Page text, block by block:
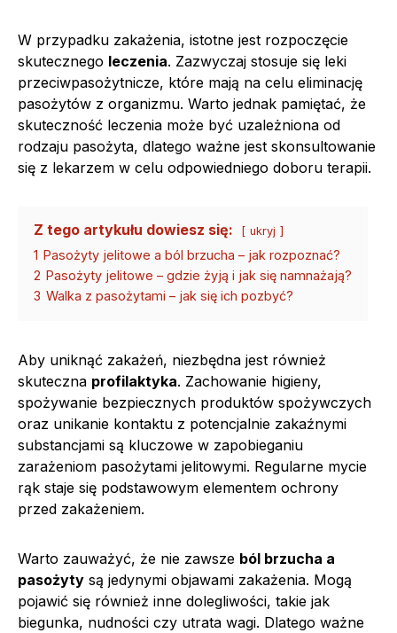
W przypadku zakażenia, istotne jest rozpoczęcie
skutecznego leczenia. Zazwyczaj stosuje się leki
przeciwpasożytnicze, które mają na celu eliminację
pasożytów z organizmu. Warto jednak pamiętać, że
skuteczność leczenia może być uzależniona od
rodzaju pasożyta, dlatego ważne jest skonsultowanie
się z lekarzem w celu odpowiedniego doboru terapii.
Z tego artykułu dowiesz się: ukryj
1 Pasożyty jelitowe a ból brzucha – jak rozpoznać?
2 Pasożyty jelitowe – gdzie żyją i jak się namnażają?
3 Walka z pasożytami – jak się ich pozbyć?
Aby uniknąć zakażeń, niezbędna jest również
skuteczna profilaktyka. Zachowanie higieny,
spożywanie bezpiecznych produktów spożywczych
oraz unikanie kontaktu z potencjalnie zakaźnymi
substancjami są kluczowe w zapobieganiu
zarażeniom pasożytami jelitowymi. Regularne mycie
rąk staje się podstawowym elementem ochrony
przed zakażeniem.
Warto zauważyć, że nie zawsze ból brzucha a
pasożyty są jedynymi objawami zakażenia. Mogą
pojawić się również inne dolegliwości, takie jak
biegunka, nudności czy utrata wagi. Dlatego ważne